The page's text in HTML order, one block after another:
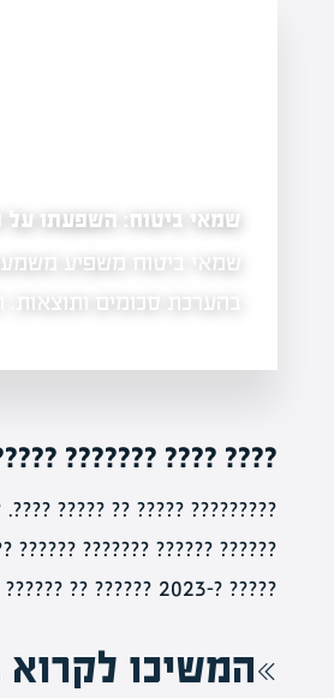
שמאי ביטוח: השפעתו
שמאי ביטוח משפיע
בהערכת סכומים
???? ??????? ???????
???? ????? ?? ?????? ??????
????? ?-2023 ?????? ?? ?????? ??????? ????? ????? ????.
המשיכו לקרוא